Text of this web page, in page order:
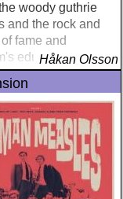
woody guthrie
and the rock and
fame and
educational
Håkan Olsson